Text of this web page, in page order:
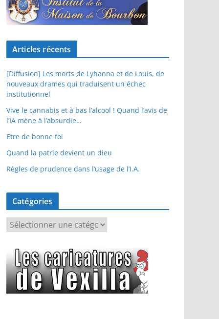
Articles récents
[Diffusion] Les morts de Lyhanna et de Louis, de
nouveaux drames qui traduisent un échec
institutionnel
Vive le cannabis et à bas l’alcool ! Quand l’avis de
l’IA mène à l’absurdie…
Etre de bonne foi
Quand la patrie devient un dieu
Règles de prudence dans l’usage de l’I.A.
Catégories
é
g
o
r